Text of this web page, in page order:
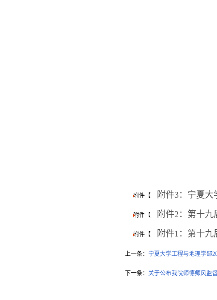
附件【 附件3：宁夏
附件【 附件2：第十
附件【 附件1：第十
上一条： 宁夏大学工程与地理学部
下一条： 关于公布我院师德师风监